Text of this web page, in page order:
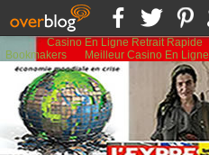
Casino En Ligne Retrait Rapide
Bookmakers
Meilleur Casino En Ligne